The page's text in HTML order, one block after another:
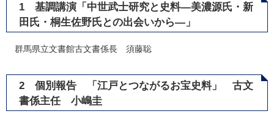
1 基調講演「中世武士研究と史料―美濃源氏・新
田氏・桐生佐野氏との出会いから―」
群馬県立文書館古文書係長 須藤聡
2 個別報告 「江戸とつながるお宝史料」 古文
書係主任 小嶋圭